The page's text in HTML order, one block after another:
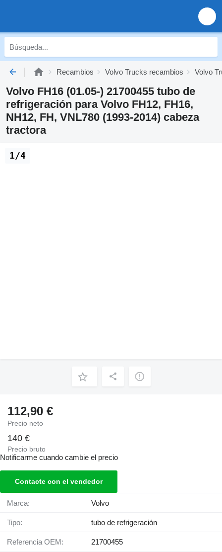
Recambios Volvo Trucks recambios Volvo
Volvo FH16 (01.05-) 21700455 tubo de
refrigeración para Volvo FH12, FH16,
NH12, FH, VNL780 (1993-2014) cabeza
tractora
1/4
112,90 €
Precio neto
140 €
Precio bruto
Notificarme cuando cambie el precio
Contacte con el vendedor
Marca: Volvo
Tipo: tubo de refrigeración
Referencia OEM: 21700455